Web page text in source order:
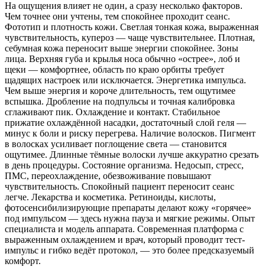
На ощущения влияет не один, а сразу несколько факторов.
Чем точнее они учтены, тем спокойнее проходит сеанс.
Фототип и плотность кожи. Светлая тонкая кожа, выраженная
чувствительность, купероз — чаще чувствительнее. Плотная,
себумная кожа переносит выше энергии спокойнее. Зоны
лица. Верхняя губа и крылья носа обычно «острее», лоб и
щеки — комфортнее, область по краю орбиты требует
щадящих настроек или исключается. Энергетика импульса.
Чем выше энергия и короче длительность, тем ощутимее
вспышка. Дробление на подпульсы и точная калибровка
сглаживают пик. Охлаждение и контакт. Стабильное
прижатие охлаждённой насадки, достаточный слой геля —
минус к боли и риску перегрева. Наличие волосков. Пигмент
в волосках усиливает поглощение света — становится
ощутимее. Длинные тёмные волоски лучше аккуратно срезать
в день процедуры. Состояние организма. Недосып, стресс,
ПМС, переохлаждение, обезвоживание повышают
чувствительность. Спокойный пациент переносит сеанс
легче. Лекарства и косметика. Ретиноиды, кислоты,
фотосенсибилизирующие препараты делают кожу «горячее»
под импульсом — здесь нужна пауза и мягкие режимы. Опыт
специалиста и модель аппарата. Современная платформа с
выраженным охлаждением и врач, который проводит тест-
импульс и гибко ведёт протокол, — это более предсказуемый
комфорт.